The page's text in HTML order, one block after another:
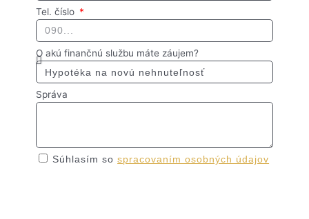
Tel. číslo
O akú finančnú službu máte záujem?
Správa
Súhlasím sospracovaním osobných údajov